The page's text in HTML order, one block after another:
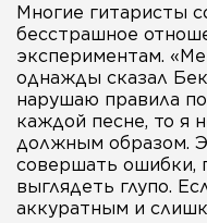
Многие гитаристы
бесстрашное
экспериментам.
однажды сказал
нарушаю правила
каждой песне, то я
должным образом.
совершать ошибки,
выглядеть глупо.
аккуратным и